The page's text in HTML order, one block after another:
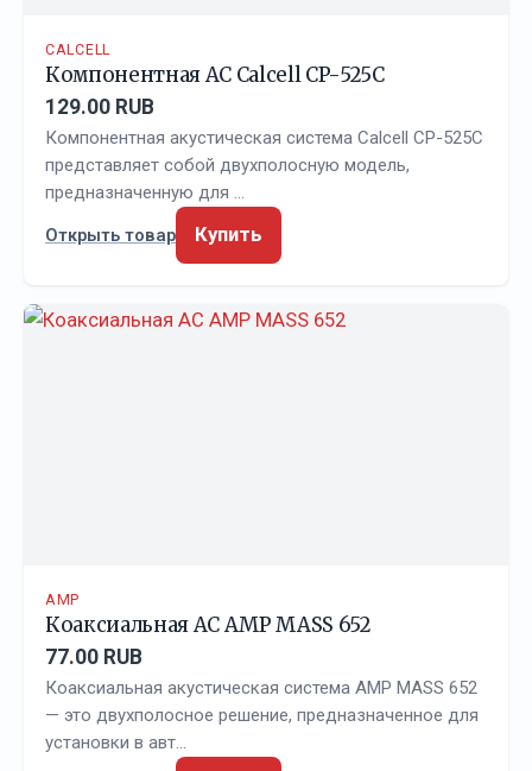
CALCELL
Компонентная АС Calcell CP-525C
129.00 RUB
Компонентная акустическая система Calcell CP-525C
представляет собой двухполосную модель,
предназначенную для …
Открыть товар
Купить
AMP
Коаксиальная АС AMP MASS 652
77.00 RUB
Коаксиальная акустическая система AMP MASS 652
— это двухполосное решение, предназначенное для
установки в авт…